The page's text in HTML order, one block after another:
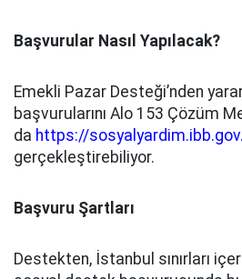
Başvurular Nasıl Yapılacak?
Emekli Pazar Desteği’nden
başvurularını Alo 153 Çözüm
da https://
gerçekleştirebiliyor.
Başvuru Şartları
Destekten, İstanbul sınırları